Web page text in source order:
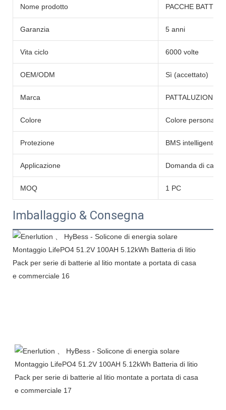
Nome prodotto PACCHE
Garanzia 5 anni
Vita ciclo 6000 volte
OEM/ODM Sì (accettato)
Marca PATTALUZIONE
Colore Colore
Protezione BMS intelligente
Applicazione Domanda di casa
MOQ 1 PC
Imballaggio & Consegna